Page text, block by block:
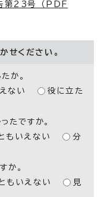
第23号 （PDF
せください。
か。
ない
役に立た
たですか。
もいえない
分
か。
もいえない
見